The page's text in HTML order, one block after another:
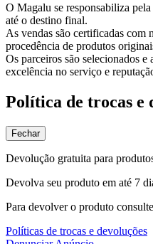
O Magalu se responsabiliza
até o destino final.
As vendas são certificadas com
procedência de produtos
Os parceiros são selecionados
excelência no serviço e
Política de trocas e
Fechar
Devolução gratuita para
Devolva seu produto em até 7
Para devolver o produto
Políticas de trocas e devoluções